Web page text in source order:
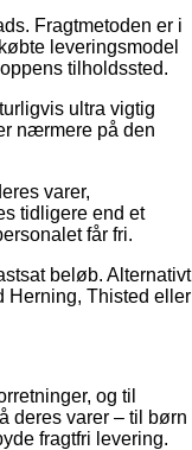
Fragtmetoden er i
leveringsmodel
tilholdssted.
ultra vigtig
nærmere på den
varer,
tidligere end et
får fri.
beløb. Alternativt
Herning, Thisted eller
og til
deres varer – til børn
fragtfri levering.